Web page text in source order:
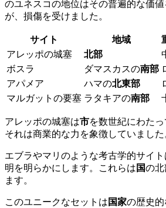
のユネスコの地位はその普遍的な価
が、損傷を受けました。
サイト 地域
アレッポの城塞
北部
ボスラ
ダマスカスの南部
アパメア
ハマの北東部
マルガットの要塞 ラタキアの南部
アレッポの城塞は市を数世紀にわたっ
それは商業的な力を象徴していました
エブラやマリのような考古学的サイ
明を明らかにします。これらは 国の
ます。
このユニークなセットは 国家の歴史